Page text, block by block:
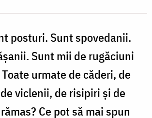
posturi. Sunt spovedanii.
Sunt mii de rugăciuni
urmate de căderi, de
viclenii, de risipiri și de
Ce pot să mai spun